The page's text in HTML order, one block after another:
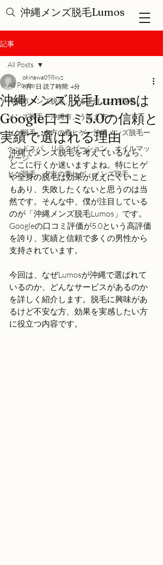
沖縄メンズ脱毛Lumos
記事
All Posts
沖縄市メンズ脱毛、うるま市メンズ脱毛
メンズ脱毛ー沖縄市、うるま市ー
ヒゲ脱毛、夕方の青ヒゲー沖縄メンズ脱毛ー
ヘッドスパ、リラクゼーション、オイルマッ
サージ
ヒゲ脱毛、夕方の青ヒゲ、メンズ脱毛、
All Posts
沖縄メンズ脱毛Lumosは
Google口コミ5.0の信頼と
実績で選ばれる理由
okinawa098xyz
6月7日 読了時間: 4分
沖縄でメンズ脱毛を考えているなら、
どこに行くか迷いますよね。特にヒゲ
や全身の脱毛は効果が見えにくいこと
もあり、失敗したくないと思うのは当
然です。そんな中、僕が注目している
のが「沖縄メンズ脱毛Lumos」です。
Googleの口コミ評価が5.0という高評価
を誇り、実績と信頼で多くの男性から
支持されています。
今回は、なぜLumosが沖縄で選ばれて
いるのか、どんなサービスがあるのか
を詳しく紹介します。脱毛に興味があ
るけど不安な方、効果を実感したい方
に役立つ内容です。